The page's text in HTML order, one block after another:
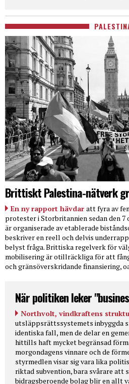
Brittiskt Palestina-nätverk
En ny rapport hävdar att fyra av
protester i Storbritannien sedan den 7
är organiserade av etablerade
beskriver en reell och delvis
belyst fråga. Brittiska regelverk för
mobilisering är otillräckliga för att
och gränsöverskridande finansiering,
När politiken leker
Northvolt, vindkraftens
utsläppsrättssystemets inbyggda
identiska fall, men de delar en
hittills haft mycket begränsad
morgondagens vinnare och de
styrmedlen visar sig vara lika
riktad subvention, bara svårare att
bidragsberoende bolag blir en allt